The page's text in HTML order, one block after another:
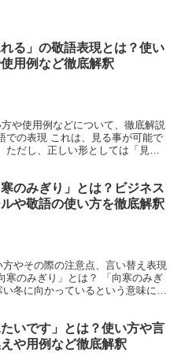
れる」の敬語表現とは？使い
用例など徹底解釈
や使用例などについて、徹底解説
での表現 これは、見る事が可能で
ただし、正しい形としては「見ら
寒のみぎり」とは？ビジネス
ルや敬語の使い方を徹底解釈
やその際の注意点、言い替え表現
寒のみぎり」とは？ 「向寒のみぎ
冬に向かっているという意味にな
たいです」とは？使い方や言
や用例など徹底解釈